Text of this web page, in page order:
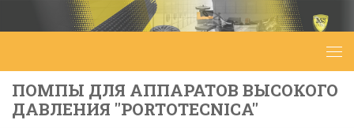
Перейти к содержимому
ПОМПЫ ДЛЯ АППАРАТОВ ВЫСОКОГО
ДАВЛЕНИЯ "PORTOTECNICA"